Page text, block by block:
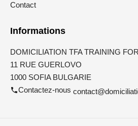
Contact
Informations
DOMICILIATION TFA TRAINING
11 RUE GUERLOVO
1000 SOFIA BULGARIE
Contactez-nous